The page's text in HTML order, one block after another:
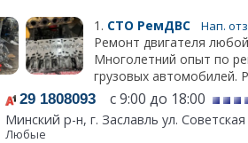
1. СТО РемДВС Нап.
Ремонт двигателя
Многолетний опыт по
грузовых автомобилей.
29 1808093 с 9:00 до 18:00
Минский р-н, г. Заславль ул. Советская
Любые